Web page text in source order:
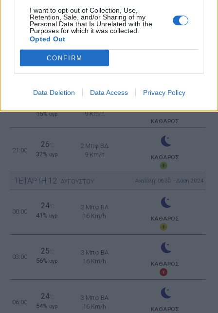
I want to opt-out of Collection, Use,
Retention, Sale, and/or Sharing of my
Personal Data that Is Unrelated with the
Purposes for which it was collected.
Opted Out
CONFIRM
Data Deletion Data Access Privacy Policy
31°C
26%υγρ.
3 Μπφ BA
ΚΑΘΑΡΟΣ
15:00
33°C
2 Μπφ BA
18:00
15%υγρ.
9 Km/h
ΚΑΘΑΡΟΣ
21:00
26
32% υγρ.
2 Μπφ ΒΔ
9 Km/h
ΚΑΘΑΡΟΣ
ΤΕΤΑΡΤΗ 12 ΑΥΓΟΥΣΤΟΥ Ανατολή: 06:30 - Δύση 20:24
00:00
24°C
41% υγρ.
3 Μπφ BA
16 Km/h
ΚΑΘΑΡΟΣ
03:00
25
56% υγρ.
3 Μπφ BA
16 Km/h
ΚΑΘΑΡΟΣ
06:00
24°C
54% υγρ.
3 Μπφ BA
16 Km/h
ΚΑΘΑΡΟΣ